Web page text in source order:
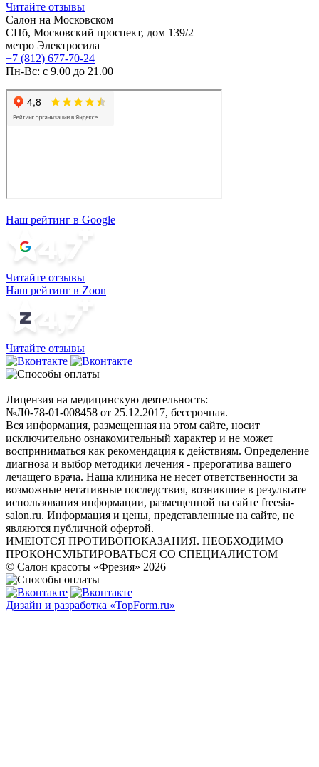
Читайте отзывы
Салон на Московском
СПб, Московский проспект, дом 139/2
метро Электросила
+7 (812) 677-70-24
Пн-Вс: с 9.00 до 21.00
Наш рейтинг в Google
Читайте отзывы
Наш рейтинг в Zoon
Читайте отзывы
Лицензия на медицинскую деятельность:
№Л0-78-01-008458 от 25.12.2017, бессрочная.
Вся информация, размещенная на этом сайте, носит
исключительно ознакомительный характер и не может
восприниматься как рекомендация к действиям. Определение
диагноза и выбор методики лечения - прерогатива вашего
лечащего врача. Наша клиника не несет ответственности за
возможные негативные последствия, возникшие в результате
использования информации, размещенной на сайте freesia-
salon.ru. Информация и цены, представленные на сайте, не
являются публичной офертой.
ИМЕЮТСЯ ПРОТИВОПОКАЗАНИЯ. НЕОБХОДИМО
ПРОКОНСУЛЬТИРОВАТЬСЯ СО СПЕЦИАЛИСТОМ
© Салон красоты «Фрезия» 2026
Дизайн и разработка «TopForm.ru»